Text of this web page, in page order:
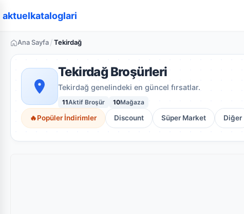
aktuelkataloglari
Ana Sayfa/Tekirdağ
Tekirdağ Broşürleri
Tekirdağ genelindeki en güncel fırsatlar.
11Aktif Broşür 10Mağaza
🔥Popüler İndirimler Discount Süper Market Diğer